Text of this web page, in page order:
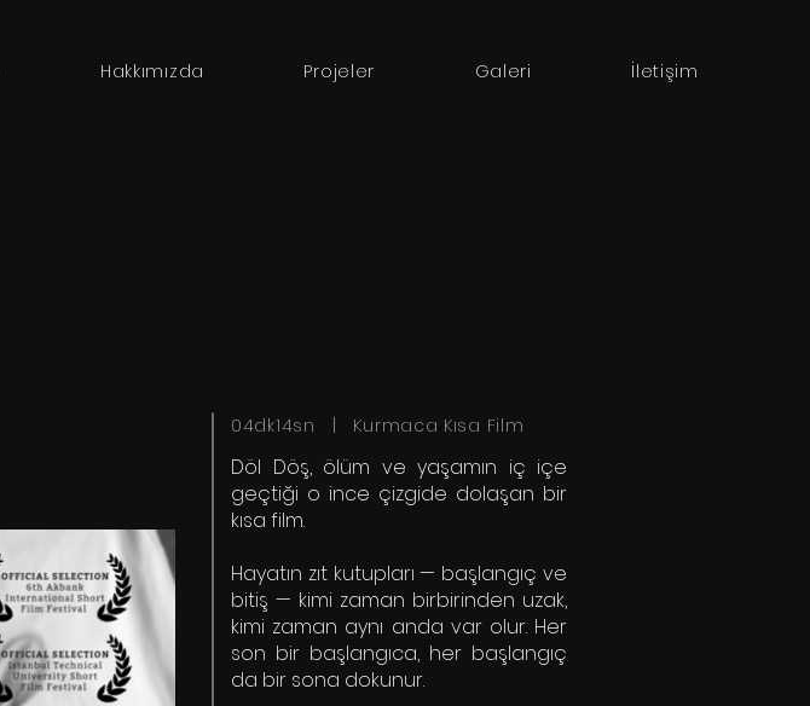
Hakkımızda Projeler Galeri İletişim
04dk14sn | Kurmaca Kısa Film
Döl Döş, ölüm ve yaşamın iç içe
geçtiği o ince çizgide dolaşan bir
kısa film.
Hayatın zıt kutupları — başlangıç ve
bitiş — kimi zaman birbirinden uzak,
kimi zaman aynı anda var olur. Her
son bir başlangıca, her başlangıç
da bir sona dokunur.